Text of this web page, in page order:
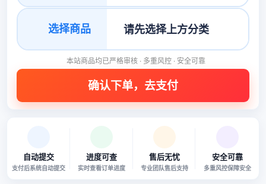
选择商品
本站商品均已严格审核 · 多重风控 · 安全可靠
自动提交
支付后系统自动提交
进度可查
实时查看订单进度
售后无忧
专业团队售后支持
安全可靠
多重风控保障安全